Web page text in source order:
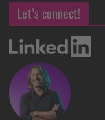
Let’s connect!